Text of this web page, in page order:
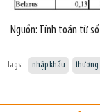
Nguồn: Tính toán từ
Tags: nhập khẩu thương